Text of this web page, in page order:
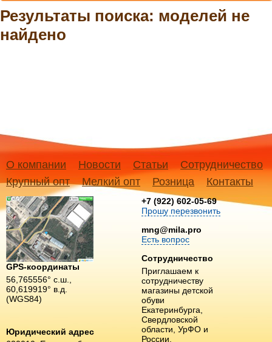
Результаты поиска: моделей не
найдено
О компании Новости Статьи
Сотрудничество
Крупный опт
Мелкий опт Розница Контакты
GPS-координаты
56,765556° с.ш.,
60,619919° в.д.
(WGS84)
Юридический адрес
+7 (922) 602-05-69
Прошу перезвонить
mng@mila.pro
Есть вопрос
Сотрудничество
Приглашаем к
сотрудничеству
магазины детской
обуви
Екатеринбурга,
Свердловской
области, УрФО и
России.